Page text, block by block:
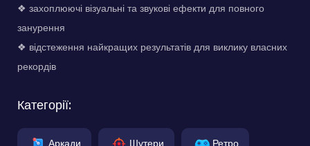
❖ захоплюючі візуальні та звукові ефекти для повного
занурення
❖ відстеження найкращих результатів для виклику власних
рекордів
Категорії:
Аркади Шутери Ретро